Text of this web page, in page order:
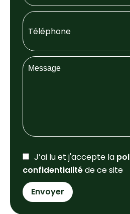
J’ai lu et j'accepte la
confidentialitéde ce site
Envoyer